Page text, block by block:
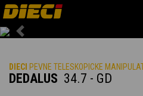
Previous
DIECI PEVNE TELESKOPICKE
DEDALUS 34.7 - GD